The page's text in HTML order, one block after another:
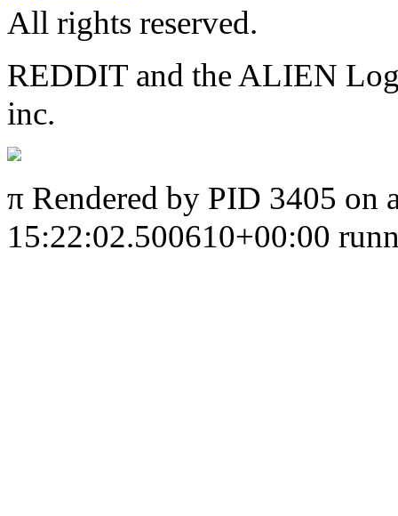
All rights reserved.
REDDIT and the ALIEN
inc.
π Rendered by PID 3405 on
15:22:02.500610+00:00